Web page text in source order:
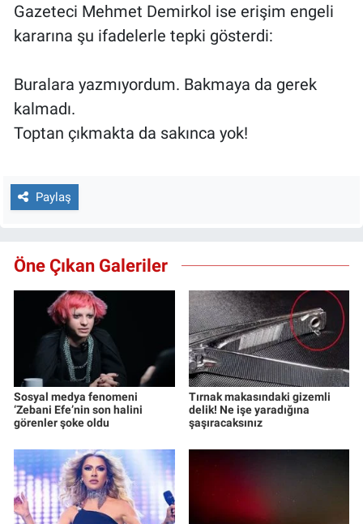
Gazeteci Mehmet Demirkol ise erişim engeli
kararına şu ifadelerle tepki gösterdi:
Buralara yazmıyordum. Bakmaya da gerek
kalmadı.
Toptan çıkmakta da sakınca yok!
Paylaş
Öne Çıkan Galeriler
Sosyal medya fenomeni
‘Zebani Efe’nin son halini
görenler şoke oldu
Tırnak makasındaki gizemli
delik! Ne işe yaradığına
şaşıracaksınız